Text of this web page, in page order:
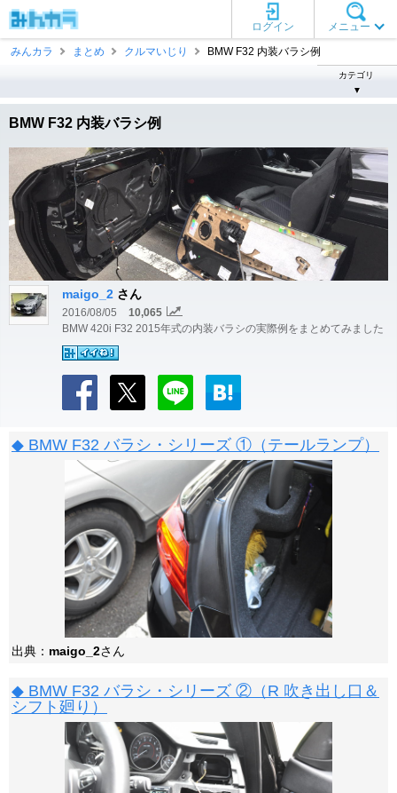
メニュー
ログイン
みんカラ
まとめ クルマいじり BMW F32 内装バラシ例
カテゴリ
▼
BMW F32 内装バラシ例
maigo_2 さん
2016/08/05
10,065
BMW 420i F32 2015年式の内装バラシの実際例をまとめてみました
◆ BMW F32 バラシ・シリーズ ①（テールランプ）
出典： maigo_2さん
◆ BMW F32 バラシ・シリーズ ②（R 吹き出し口＆
シフト廻り）